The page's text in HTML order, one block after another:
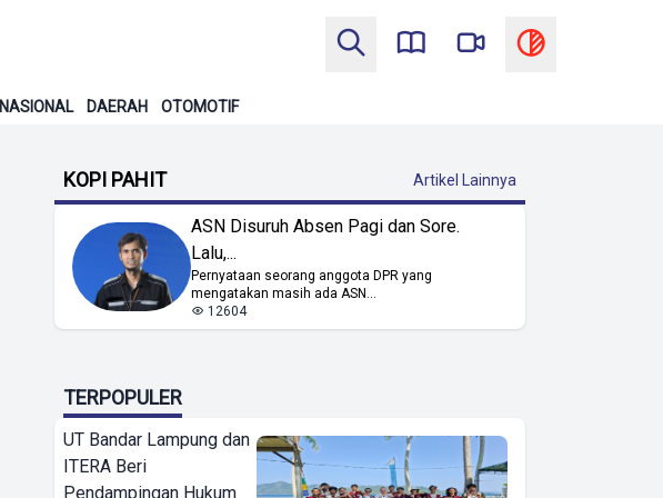
NASIONAL DAERAH OTOMOTIF
KOPI PAHIT Artikel Lainnya
ASN Disuruh Absen Pagi dan Sore.
Lalu,...
Pernyataan seorang anggota DPR yang
mengatakan masih ada ASN...
12604
TERPOPULER
UT Bandar Lampung dan
ITERA Beri
Pendampingan Hukum